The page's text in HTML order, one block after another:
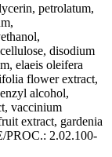
petrolatum,
disodium
elaeis oleifera
flower extract,
alcohol,
vaccinium
extract, gardenia
PROC.: 2.02.100-